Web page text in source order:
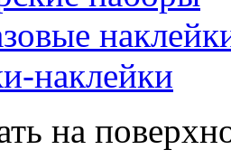
наклейки
на